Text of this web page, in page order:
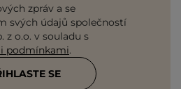
zpráv a se
svých údajů společností
z o.o. v souladu s
podmínkami.
SE